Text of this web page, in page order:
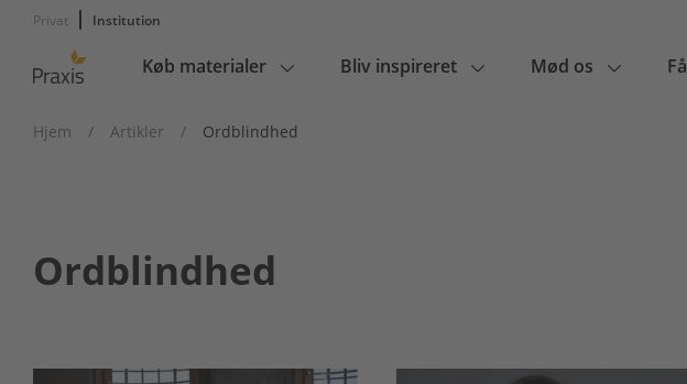
Privat Institution
Main
Køb materialer Bliv inspireret Mød os
Hjem / Artikler / Ordblindhed
Ordblindhed